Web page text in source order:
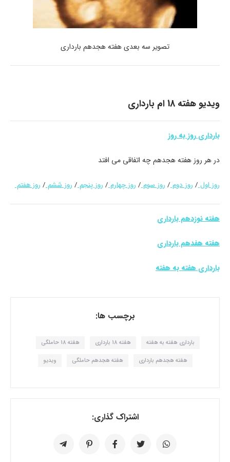
تصویر سه بعدی هفته هجدهم بارداری
ویدیو هفته 18 ام بارداری
بارداری روز به روز
در هر روز هفته هجدهم چه اتفاقی می افتد
روز اول/ روز دوم/ روز سوم/ روز چهارم/ روز پنجم/ روز ششم/ روز هفتم
هفته نوزدهم بارداری
هفته هفدهم بارداری
بارداری هفته به هفته
برچسب ها:
بارداری هفته به هفته هفته 18 بارداری هفته 18 حاملگی
هفته هجدهم بارداری هفته هجدهم حاملگی ویدیو
اشتراک گذاری: